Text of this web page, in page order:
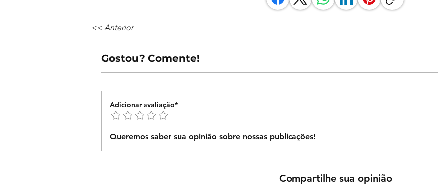
<< Anterior
Gostou? Comente!
Adicionar avaliação*
Queremos saber sua opinião sobre nossas publicações!
Compartilhe sua opinião